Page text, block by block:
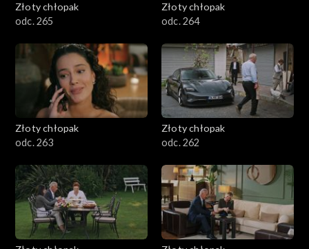
Złoty chłopak
odc. 265
Złoty chłopak
odc. 264
Złoty chłopak
odc. 263
Złoty chłopak
odc. 262